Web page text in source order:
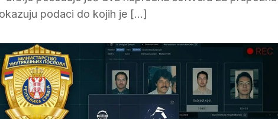
podaci do kojih je […]